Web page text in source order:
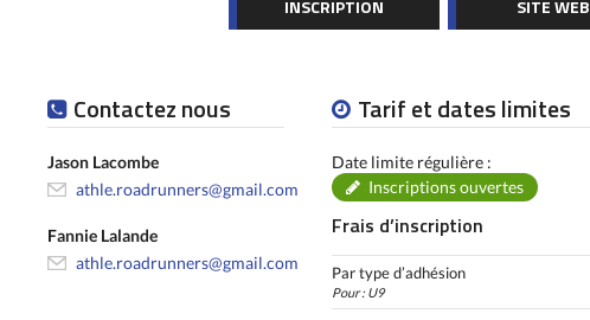
INSCRIPTION SITE WEB
Tarif et dates limites
Date limite régulière :
Inscriptions ouvertes
Frais d’inscription
Par type d’adhésion
Pour : U9
Contactez nous
Jason Lacombe
athle.roadrunners@gmail.com
Fannie Lalande
athle.roadrunners@gmail.com